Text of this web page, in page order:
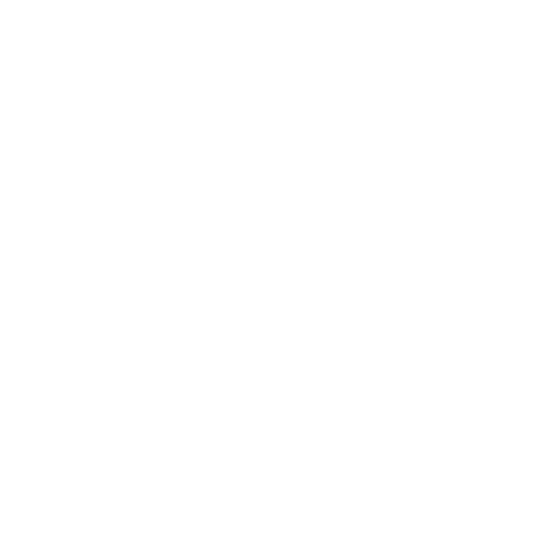
させていただ
了承ください。
き作成されるも
をご了承くださ
御機器販売店・
。
ようお願いしま
ズにご登録され
です。
です。
1000ppm以下、
下、フタル酸ジブチ
、
ない年数を意
貨物等」とい
可)を取得する
要な手段を講じ
通知します。
、取り引きをい
ムロン制御